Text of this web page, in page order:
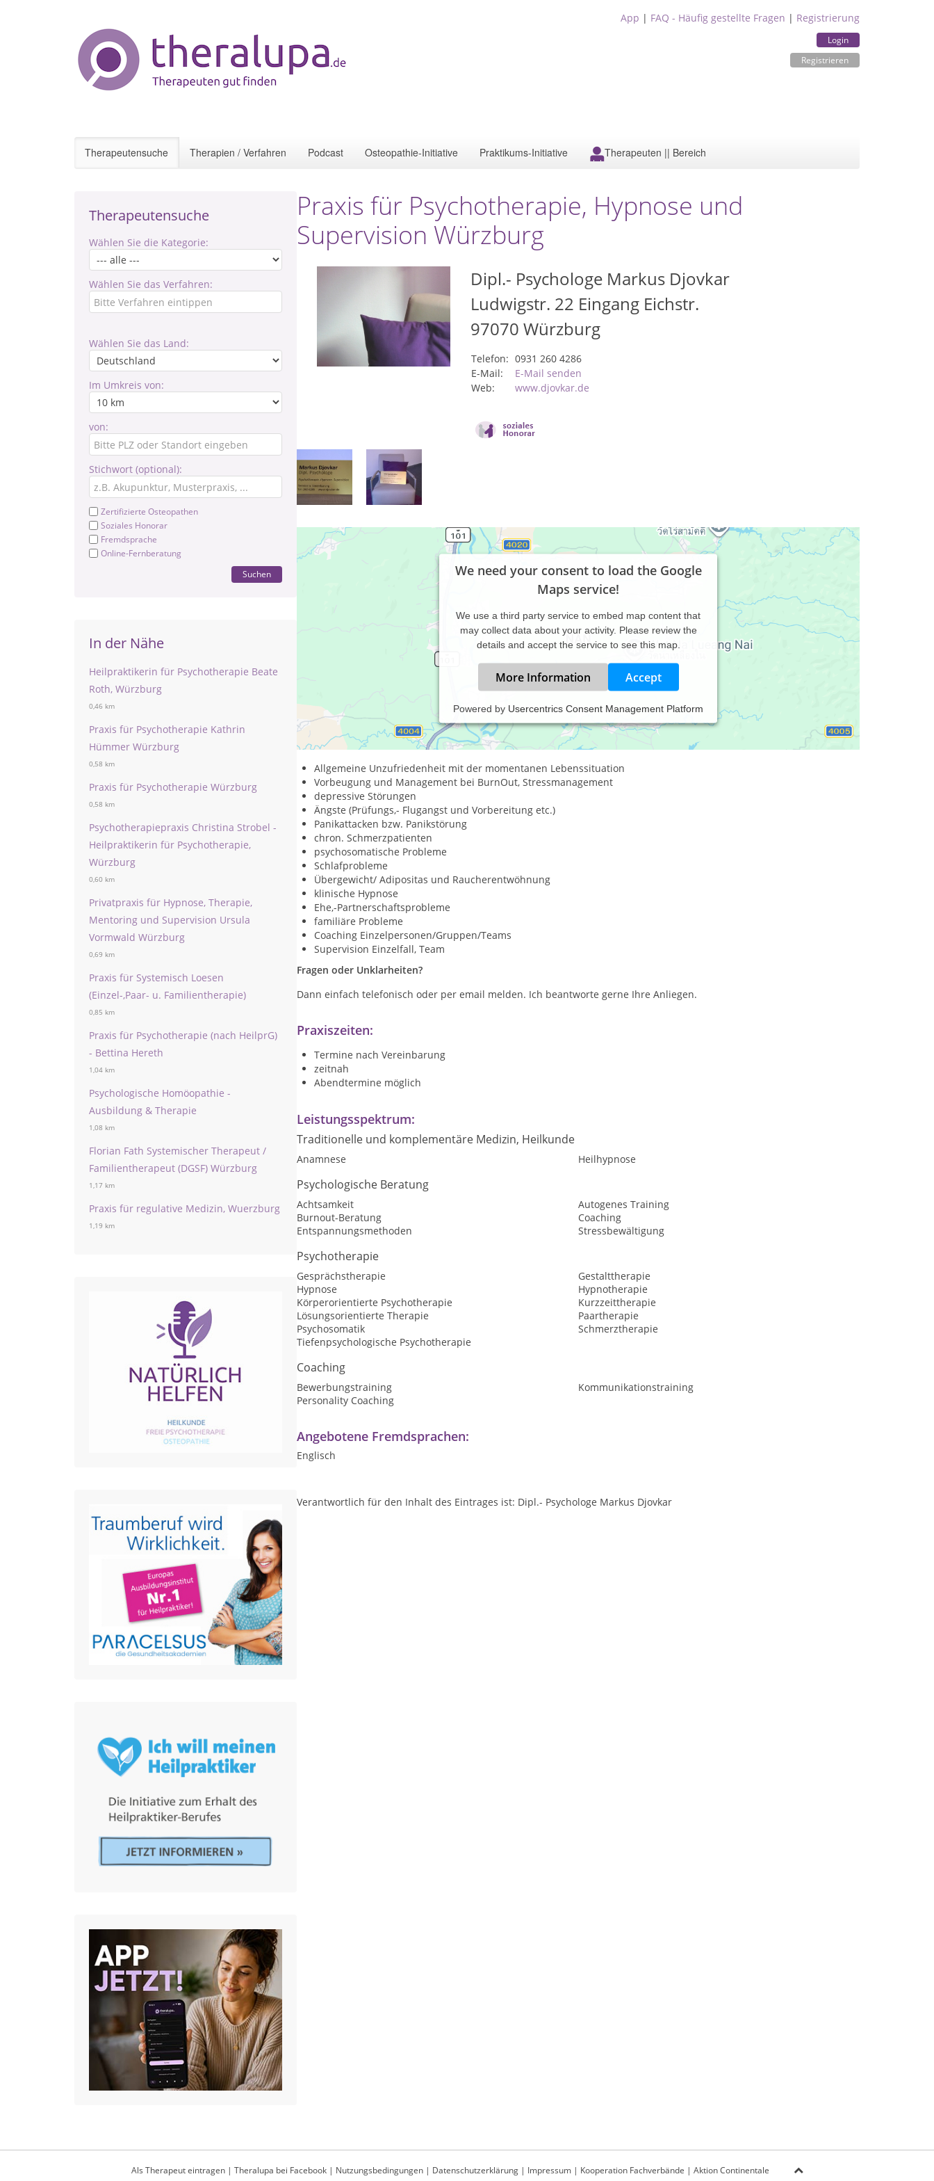
App | FAQ - Häufig gestellte Fragen | Registrierung
Login
Registrieren
Therapeutensuche Therapien / Verfahren Podcast Osteopathie-Initiative Praktikums-Initiative Therapeuten || Bereich
Therapeutensuche
Wählen Sie die Kategorie:
Wählen Sie das Verfahren:
Wählen Sie das Land:
Im Umkreis von:
von:
Stichwort (optional):
Zertifizierte Osteopathen
Soziales Honorar
Fremdsprache
Online-Fernberatung
Suchen
In der Nähe
Heilpraktikerin für Psychotherapie Beate
Roth, Würzburg
0,46 km
Praxis für Psychotherapie Kathrin
Hümmer Würzburg
0,58 km
Praxis für Psychotherapie Würzburg
0,58 km
Psychotherapiepraxis Christina Strobel -
Heilpraktikerin für Psychotherapie,
Würzburg
0,60 km
Privatpraxis für Hypnose, Therapie,
Mentoring und Supervision Ursula
Vormwald Würzburg
0,69 km
Praxis für Systemisch Loesen
(Einzel-,Paar- u. Familientherapie)
0,85 km
Praxis für Psychotherapie (nach HeilprG)
- Bettina Hereth
1,04 km
Psychologische Homöopathie -
Ausbildung & Therapie
1,08 km
Florian Fath Systemischer Therapeut /
Familientherapeut (DGSF) Würzburg
1,17 km
Praxis für regulative Medizin, Wuerzburg
1,19 km
Praxis für Psychotherapie, Hypnose und
Supervision Würzburg
Dipl.- Psychologe Markus Djovkar
Ludwigstr. 22 Eingang Eichstr.
97070 Würzburg
Telefon: 0931 260 4286
E-Mail:
E-Mail senden
Web:
www.djovkar.de
We need your consent to load the Google
Maps service!
We use a third party service to embed map content that
may collect data about your activity. Please review the
details and accept the service to see this map.
More Information Accept
Powered by Usercentrics Consent Management Platform
Herzlich Willkommen!
Das Angebot meiner Praxis richtet sich an alle Interessenten mit folgenden Anliegen:
Allgemeine Unzufriedenheit mit der momentanen Lebenssituation
Vorbeugung und Management bei BurnOut, Stressmanagement
depressive Störungen
Ängste (Prüfungs,- Flugangst und Vorbereitung etc.)
Panikattacken bzw. Panikstörung
chron. Schmerzpatienten
psychosomatische Probleme
Schlafprobleme
Übergewicht/ Adipositas und Raucherentwöhnung
klinische Hypnose
Ehe,-Partnerschaftsprobleme
familiäre Probleme
Coaching Einzelpersonen/Gruppen/Teams
Supervision Einzelfall, Team
Fragen oder Unklarheiten?
Dann einfach telefonisch oder per email melden. Ich beantworte gerne Ihre Anliegen.
Praxiszeiten:
Termine nach Vereinbarung
zeitnah
Abendtermine möglich
Leistungsspektrum:
Traditionelle und komplementäre Medizin, Heilkunde
Anamnese Heilhypnose
Psychologische Beratung
Achtsamkeit
Autogenes Training
Burnout-Beratung
Coaching
Entspannungsmethoden
Stressbewältigung
Psychotherapie
Gesprächstherapie
Gestalttherapie
Hypnose
Hypnotherapie
Körperorientierte Psychotherapie
Kurzzeittherapie
Lösungsorientierte Therapie
Paartherapie
Psychosomatik
Schmerztherapie
Tiefenpsychologische Psychotherapie
Coaching
Bewerbungstraining
Kommunikationstraining
Personality Coaching
Angebotene Fremdsprachen:
Englisch
Verantwortlich für den Inhalt des Eintrages ist: Dipl.- Psychologe Markus Djovkar
Als Therapeut eintragen| Theralupa bei Facebook| Nutzungsbedingungen| Datenschutzerklärung| Impressum| Kooperation Fachverbände | Aktion Continentale